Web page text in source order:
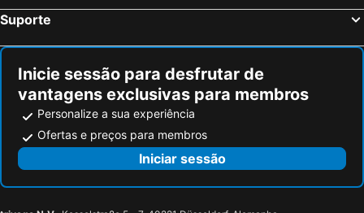
Juan Carlos
Primera Linea de Mar
Kross Stella Maris
Hotel Capri
La cinuelica 3001
APARTAMENT ORIHUELA COSTA PLAYA FLAMENCA
Santara Resort & Spa
Suporte
Inicie sessão para desfrutar de
vantagens exclusivas para membros
Personalize a sua experiência
Ofertas e preços para membros
Iniciar sessão